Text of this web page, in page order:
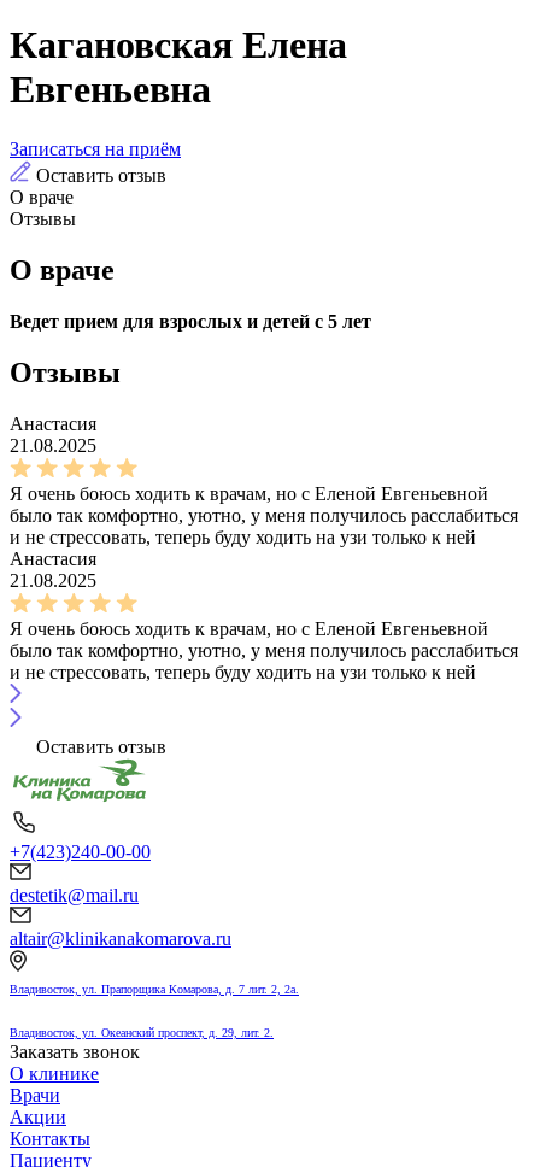
Кагановская Елена
Евгеньевна
Записаться на приём
Оставить отзыв
О враче
Отзывы
О враче
Ведет прием для взрослых и детей с 5 лет
Отзывы
Анастасия
21.08.2025
Я очень боюсь ходить к врачам, но с Еленой Евгеньевной
было так комфортно, уютно, у меня получилось расслабиться
и не стрессовать, теперь буду ходить на узи только к ней
Анастасия
21.08.2025
Я очень боюсь ходить к врачам, но с Еленой Евгеньевной
было так комфортно, уютно, у меня получилось расслабиться
и не стрессовать, теперь буду ходить на узи только к ней
Оставить отзыв
+7(423)240-00-00
destetik@mail.ru
altair@klinikanakomarova.ru
Владивосток, ул. Прапорщика Комарова, д. 7 лит. 2, 2а.
Владивосток, ул. Океанский проспект, д. 29, лит. 2.
Заказать звонок
О клинике
Врачи
Акции
Контакты
Пациенту